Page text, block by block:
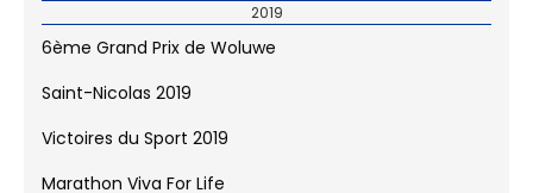
Fête de quartier d'Andromède 2020